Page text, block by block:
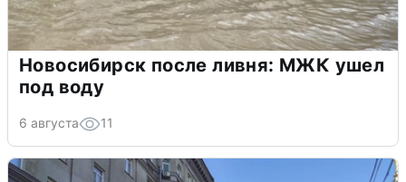
Новосибирск после ливня: МЖК ушел
под воду
6 августа 11